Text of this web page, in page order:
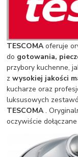
TESCOMAoferuje
do gotowania,
przybory kuchenne,
zwysokiej jakości
kucharze oraz
luksusowych
TESCOMA.
oczywiście